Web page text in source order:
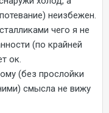
неизбежен.
чего я не
(по крайней
ок.
(без прослойки
смысла не вижу